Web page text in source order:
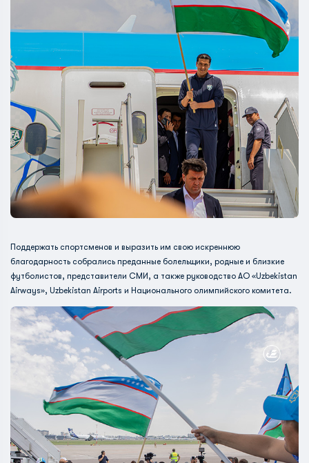
Поддержать спортсменов и выразить им свою искреннюю
благодарность собрались преданные болельщики, родные и близкие
футболистов, представители СМИ, а также руководство АО «Uzbekistan
Airways», Uzbekistan Airports и Национального олимпийского комитета.